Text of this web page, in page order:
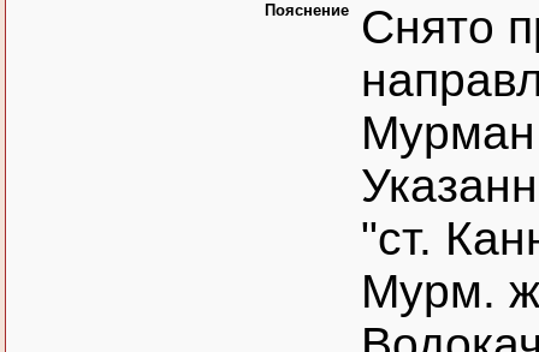
Пояснение
Снято
"ст.
Мурм.